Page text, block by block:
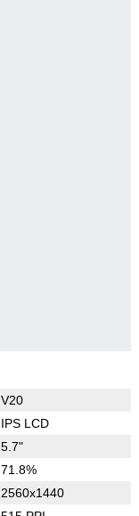
V20
IPS LCD
5.7"
71.8%
2560x1440